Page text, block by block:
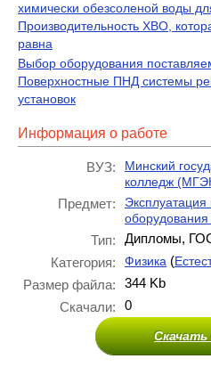
химически обезсоленой воды
Производительность ХВО,
равна
Выбор оборудования
Поверхностные ПНД системы
установок
Информация о работе
ВУЗ:
Минский
колледж
Предмет:
Тип:
Дипломы,
Категория:
Физика (
Размер файла:
344 Kb
Скачали:
0